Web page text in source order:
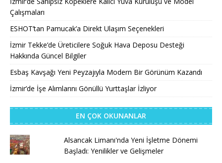
Çalışmaları
ESHOT’tan Pamucak’a Direkt Ulaşım Seçenekleri
İzmir Tekke’de Üreticilere Soğuk Hava Deposu Desteği
Hakkında Güncel Bilgiler
Esbaş Kavşağı Yeni Peyzajıyla Modern Bir Görünüm Kazandı
İzmir’de İşe Alımlarını Gönüllü Yurttaşlar İzliyor
EN ÇOK OKUNANLAR
Alsancak Limanı'nda Yeni İşletme Dönemi
Başladı: Yenilikler ve Gelişmeler